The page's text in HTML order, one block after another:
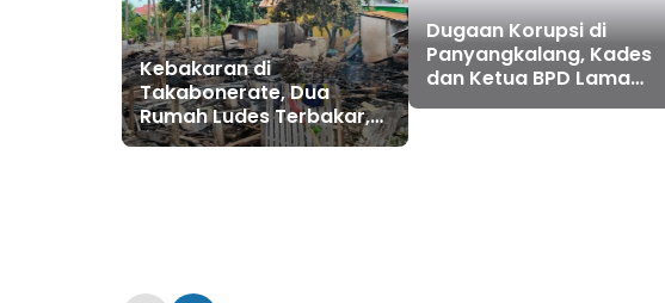
Kebakaran di
Takabonerate, Dua
Rumah Ludes Terbakar,
Kerugian Capai Ratusan
Dugaan Korupsi di
Panyangkalang, Kades
dan Ketua BPD Lama
Tandatangani Dokumen